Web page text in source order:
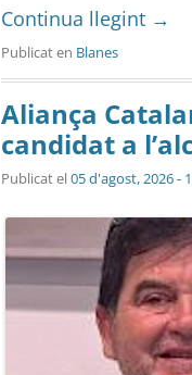
Continua llegint →
Publicat en Blanes
Aliança
candidat a
Publicat el05 d'agost, 2026 -